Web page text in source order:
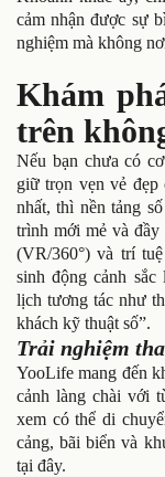
cảm nhận được sự
nghiệm mà không
Khám
trên
Nếu bạn chưa có
giữ trọn vẹn vẻ đẹp
nhất, thì nền tảng
trình mới mẻ và
(VR/360°) và trí
sinh động cảnh sắc
lịch tương tác như
khách kỹ thuật số”.
Trải nghiệm
YooLife mang đến
cảnh làng chài với
xem có thể di
cảng, bãi biển và
tại đây.